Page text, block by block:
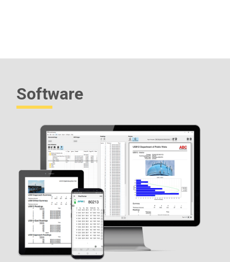
Software